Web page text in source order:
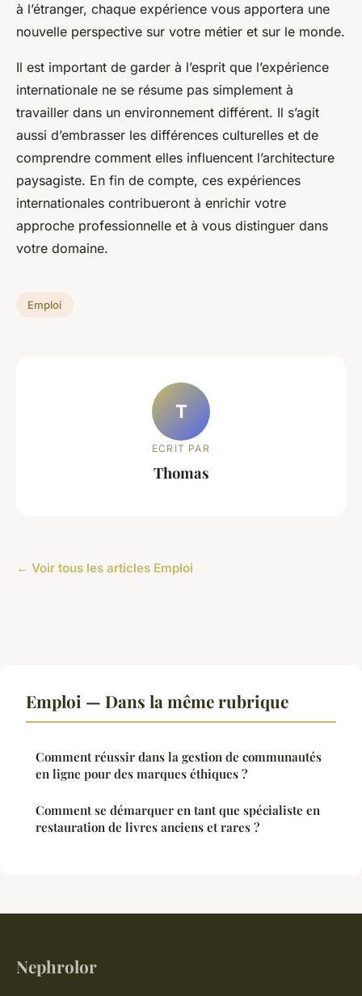
à l’étranger, chaque expérience vous apportera une
nouvelle perspective sur votre métier et sur le monde.
Il est important de garder à l’esprit que l’expérience
internationale ne se résume pas simplement à
travailler dans un environnement différent. Il s’agit
aussi d’embrasser les différences culturelles et de
comprendre comment elles influencent l’architecture
paysagiste. En fin de compte, ces expériences
internationales contribueront à enrichir votre
approche professionnelle et à vous distinguer dans
votre domaine.
Emploi
T
ECRIT PAR
Thomas
← Voir tous les articles Emploi
Emploi — Dans la même rubrique
Comment réussir dans la gestion de communautés
en ligne pour des marques éthiques ?
Comment se démarquer en tant que spécialiste en
restauration de livres anciens et rares ?
Nephrolor